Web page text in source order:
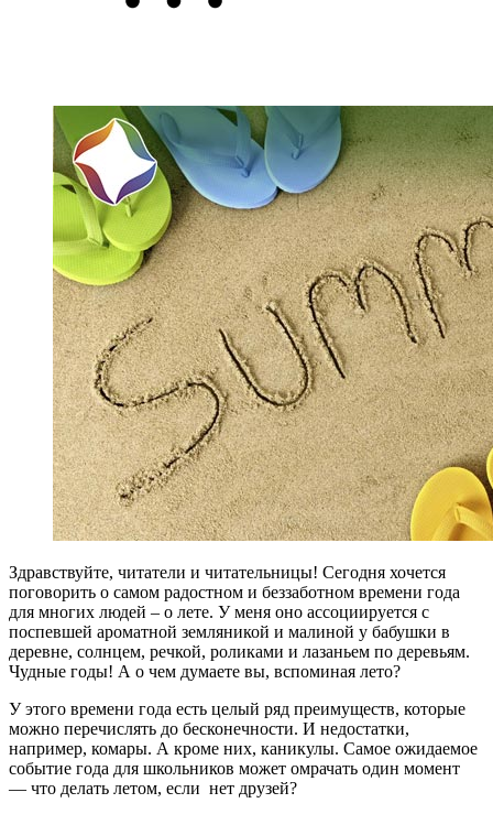
Здравствуйте, читатели и читательницы! Сегодня хочется
поговорить о самом радостном и беззаботном времени года
для многих людей – о лете. У меня оно ассоциируется с
поспевшей ароматной земляникой и малиной у бабушки в
деревне, солнцем, речкой, роликами и лазаньем по деревьям.
Чудные годы! А о чем думаете вы, вспоминая лето?
У этого времени года есть целый ряд преимуществ, которые
можно перечислять до бесконечности. И недостатки,
например, комары. А кроме них, каникулы. Самое ожидаемое
событие года для школьников может омрачать один момент
— что делать летом, если нет друзей?